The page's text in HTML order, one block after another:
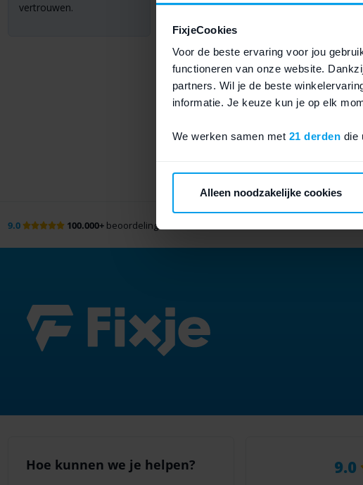
FixjeCookies
Voor de beste ervaring voor jou
functioneren van onze website.
partners. Wil je de beste
informatie. Je keuze kun je op elk
We werken samen met 21 derden die
Alleen noodzakelijke cookies
Apple USB-C naar Lightning
meter - Wit
€38,95
vertrouwen.
9.0 100.000+beoordelingen
Hoe kunnen we je helpen? 9.0